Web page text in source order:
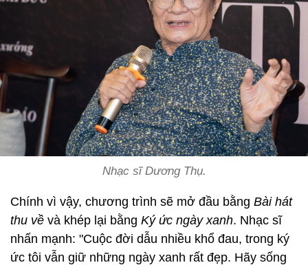
Nhạc sĩ Dương Thụ.
Chính vì vậy, chương trình sẽ mở đầu bằng Bài hát
thu về và khép lại bằng Ký ức ngày xanh. Nhạc sĩ
nhấn mạnh: "Cuộc đời dẫu nhiều khổ đau, trong ký
ức tôi vẫn giữ những ngày xanh rất đẹp. Hãy sống